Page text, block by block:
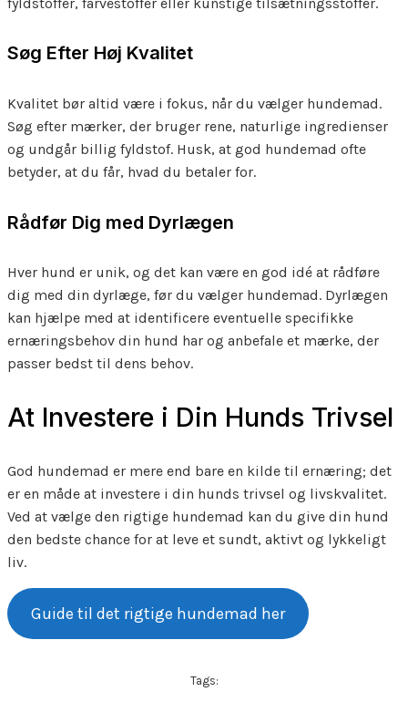
Søg Efter Høj Kvalitet
Kvalitet bør altid være i fokus, når du vælger hundemad.
Søg efter mærker, der bruger rene, naturlige ingredienser
og undgår billig fyldstof. Husk, at god hundemad ofte
betyder, at du får, hvad du betaler for.
Rådfør Dig med Dyrlægen
Hver hund er unik, og det kan være en god idé at rådføre
dig med din dyrlæge, før du vælger hundemad. Dyrlægen
kan hjælpe med at identificere eventuelle specifikke
ernæringsbehov din hund har og anbefale et mærke, der
passer bedst til dens behov.
At Investere i Din Hunds Trivsel
God hundemad er mere end bare en kilde til ernæring; det
er en måde at investere i din hunds trivsel og livskvalitet.
Ved at vælge den rigtige hundemad kan du give din hund
den bedste chance for at leve et sundt, aktivt og lykkeligt
liv.
Guide til det rigtige hundemad her
Tags: